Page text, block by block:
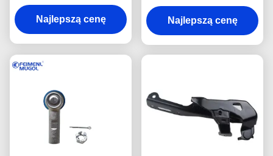
Najlepszą cenę
kierowniczego –
wzmocniona 6 otworów
do Foton Tunland &
Najlepszą cenę